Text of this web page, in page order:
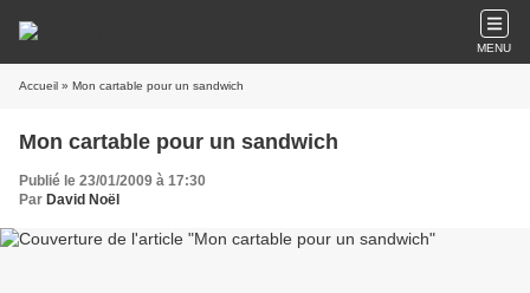
MENU
Accueil » Mon cartable pour un sandwich
Mon cartable pour un sandwich
Publié le 23/01/2009 à 17:30
Par David Noël